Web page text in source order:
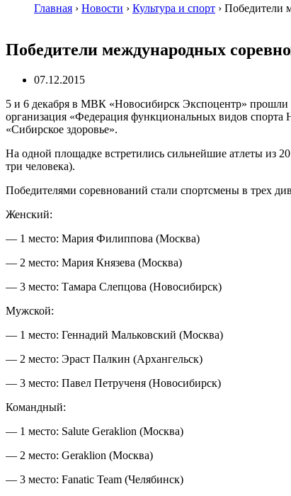
Главная › Новости › Культура и спорт › Победители
Победители международных
07.12.2015
5 и 6 декабря в МВК «Новосибирск Экспоцентр» прошли
организация «Федерация функциональных видов спорта
«Сибирское здоровье».
На одной площадке встретились сильнейшие атлеты из
три человека).
Победителями соревнований стали спортсмены в трех
Женский:
— 1 место: Мария Филиппова (Москва)
— 2 место: Мария Князева (Москва)
— 3 место: Тамара Слепцова (Новосибирск)
Мужской:
— 1 место: Геннадий Мальковский (Москва)
— 2 место: Эраст Палкин (Архангельск)
— 3 место: Павел Петрученя (Новосибирск)
Командный:
— 1 место: Salute Geraklion (Москва)
— 2 место: Geraklion (Москва)
— 3 место: Fanatic Team (Челябинск)